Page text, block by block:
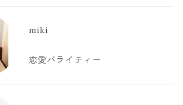
miki
恋愛バライティー